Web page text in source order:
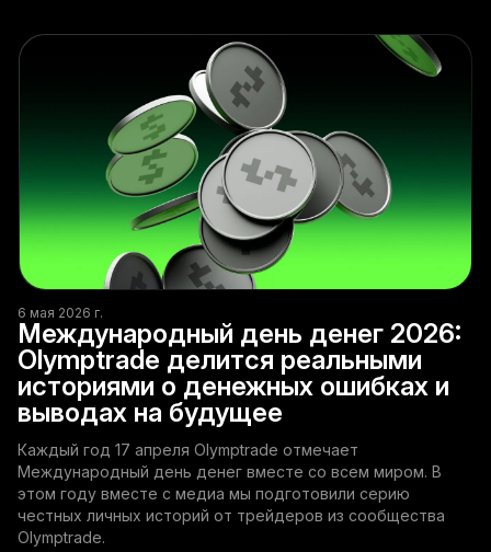
6 мая 2026 г.
Международный день денег 2026:
Olymptrade делится реальными
историями о денежных ошибках и
выводах на будущее
Каждый год 17 апреля Olymptrade отмечает
Международный день денег вместе со всем миром. В
этом году вместе с медиа мы подготовили серию
честных личных историй от трейдеров из сообщества
Olymptrade.